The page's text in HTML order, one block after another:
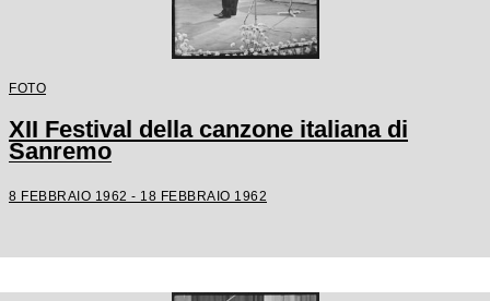
FOTO
XII Festival della canzone italiana di
Sanremo
8 FEBBRAIO 1962 - 18 FEBBRAIO 1962